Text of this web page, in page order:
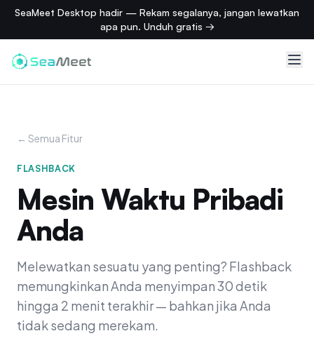
SeaMeet Desktop hadir — Rekam segalanya, jangan lewatkan
apa pun. Unduh gratis →
← Semua Fitur
FLASHBACK
Mesin Waktu Pribadi
Anda
Melewatkan sesuatu yang penting? Flashback
memungkinkan Anda menyimpan 30 detik
hingga 2 menit terakhir — bahkan jika Anda
tidak sedang merekam.